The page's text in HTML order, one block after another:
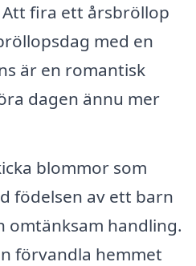
Att fira ett årsbröllop
med en
är en romantisk
dagen ännu mer
blommor som
födelsen av ett barn
omtänksam handling.
förvandla hemmet